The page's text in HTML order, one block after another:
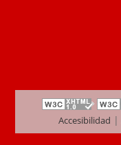
Accesibilidad |